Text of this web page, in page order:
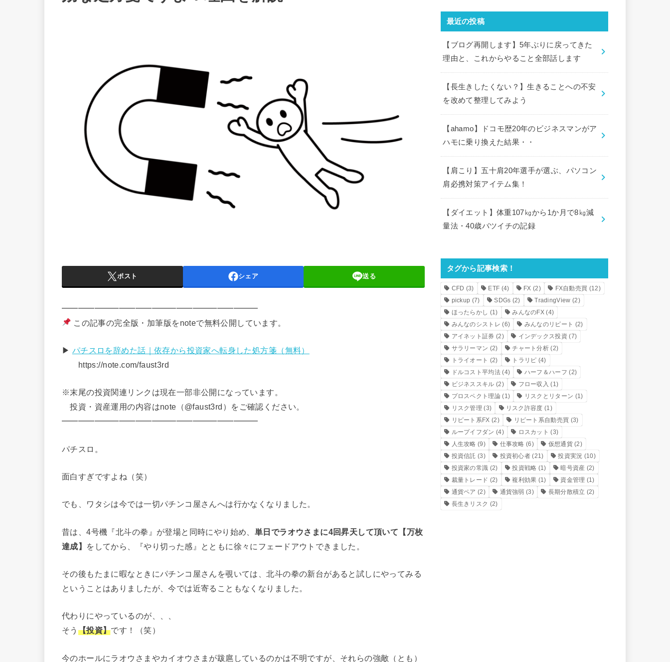
ポスト シェア 送る
━━━━━━━━━━━━━━━━━━━━━━━━
この記事の完全版・加筆版をnoteで無料公開しています。
▶ パチスロを辞めた話｜依存から投資家へ転身した処方箋（無料）
https://note.com/faust3rd
※末尾の投資関連リンクは現在一部非公開になっています。
投資・資産運用の内容はnote（@faust3rd）をご確認ください。
━━━━━━━━━━━━━━━━━━━━━━━━
パチスロ。
面白すぎですよね（笑）
でも、ワタシは今では一切パチンコ屋さんへは行かなくなりました。
昔は、4号機『北斗の拳』が登場と同時にやり始め、 単日でラオウさまに4回昇天して頂いて【万枚
達成】 をしてから、『やり切った感』とともに徐々にフェードアウトできました。
その後もたまに暇なときにパチンコ屋さんを覗いては、北斗の拳の新台があると試しにやってみる
ということはありましたが、今では近寄ることもなくなりました。
代わりにやっているのが、、、
そう 【投資】です！（笑）
今のホールにラオウさまやカイオウさまが跋扈しているのかは不明ですが、それらの強敵（とも）
最近の投稿
【ブログ再開します】5年ぶりに戻ってきた
理由と、これからやること全部話します
【長生きしたくない？】生きることへの不安
を改めて整理してみよう
【ahamo】ドコモ歴20年のビジネスマンがア
ハモに乗り換えた結果・・
【肩こり】五十肩20年選手が選ぶ、パソコン
肩必携対策アイテム集！
【ダイエット】体重107㎏から1か月で8㎏減
量法・40歳バツイチの記録
タグから記事検索！
CFD (3) ETF (4) FX (2) FX自動売買 (12)
pickup (7) SDGs (2) TradingView (2)
ほったらかし (1) みんなのFX (4)
みんなのシストレ (6) みんなのリピート (2)
アイネット証券 (2) インデックス投資 (7)
サラリーマン (2) チャート分析 (2)
トライオート (2) トラリピ (4)
ドルコスト平均法(4) ハーフ＆ハーフ (2)
ビジネススキル (2) フロー収入 (1)
プロスペクト理論(1) リスクとリターン (1)
リスク管理 (3) リスク許容度 (1)
リピート系FX (2) リピート系自動売買 (3)
ループイフダン (4) ロスカット (3)
人生攻略 (9) 仕事攻略 (6) 仮想通貨(2)
投資信託 (3) 投資初心者 (21) 投資実況 (10)
投資家の常識 (2) 投資戦略 (1) 暗号資産 (2)
裁量トレード (2) 複利効果 (1) 資金管理 (1)
通貨ペア (2) 通貨強弱 (3) 長期分散積立 (2)
長生きリスク (2)